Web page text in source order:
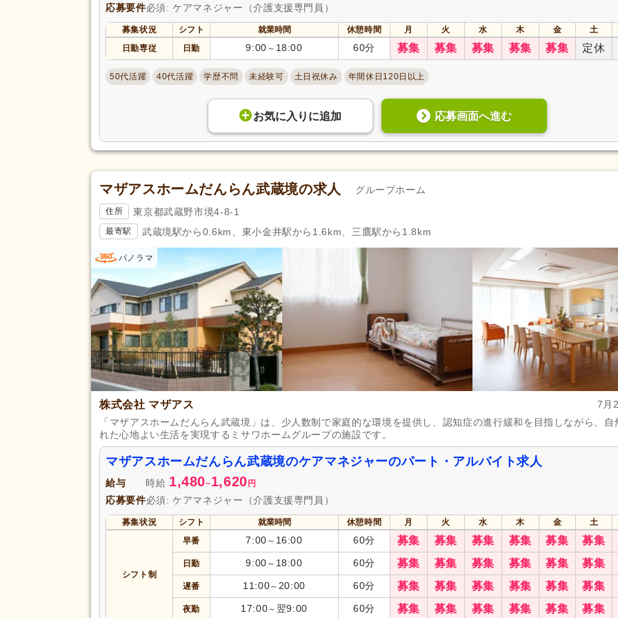
応募要件必須: ケアマネジャー（介護支援専門員）
募集状況 シフト 就業時間 休憩時間 月 火 水 木 金
土
日勤専従
日勤 9:00 ～ 18:00 60分 募集 募集 募集 募集 募集 定休
50代活躍 40代活躍 学歴不問 未経験可 土日祝休み 年間休日120日以上
お気に入り に追加 応募画面へ進む
マザアスホームだんらん武蔵境の求人 グループホーム
住所 東京都武蔵野市境4-8-1
最寄駅 武蔵境駅から0.6km、東小金井駅から1.6km、三鷹駅から1.8km
パノラマ
株式会社 マザアス
7月
「マザアスホームだんらん武蔵境」は、少人数制で家庭的な環境を提供し、認知症の進行緩和を目指しながら、自
れた心地よい生活を実現するミサワホームグループの施設です。
マザアスホームだんらん武蔵境のケアマネジャーのパート・アルバイト求人
給与 時給 1,480~1,620 円
応募要件必須: ケアマネジャー（介護支援専門員）
募集状況 シフト 就業時間 休憩時間 月 火 水 木 金 土
シフト制
早番 7:00 ～ 16:00 60分 募集 募集 募集 募集 募集 募集
日勤 9:00 ～ 18:00 60分 募集 募集 募集 募集 募集 募集
遅番 11:00～ 20:00 60分 募集 募集 募集 募集 募集 募集
夜勤 17:00～ 翌9:00 60分 募集 募集 募集 募集 募集 募集